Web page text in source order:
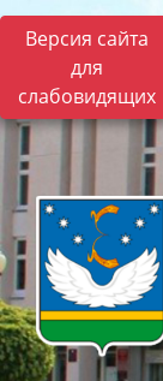
Версия сайта
для
слабовидящих